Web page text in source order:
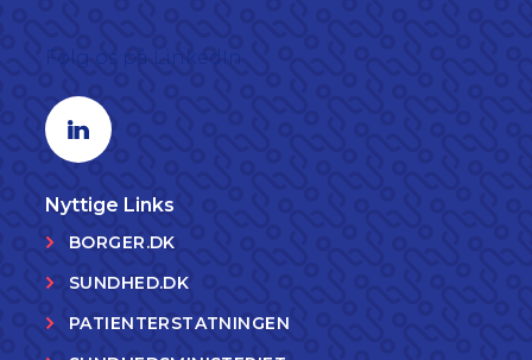
Linkedin profil
Nyttige Links
BORGER.DK
SUNDHED.DK
PATIENTERSTATNINGEN